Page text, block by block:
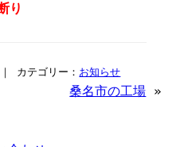
り
カテゴリー： お知らせ
桑名市の工場 »